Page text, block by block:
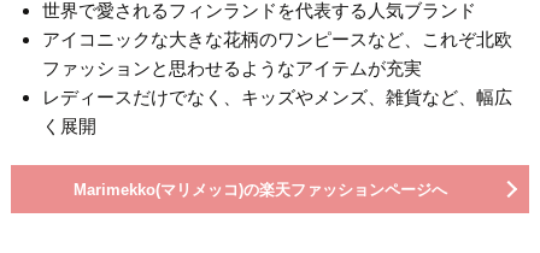
世界で愛されるフィンランドを代表する人気ブランド
アイコニックな大きな花柄のワンピースなど、これぞ北欧
ファッションと思わせるようなアイテムが充実
レディースだけでなく、キッズやメンズ、雑貨など、幅広
く展開
Marimekko(マリメッコ)の楽天ファッションページへ